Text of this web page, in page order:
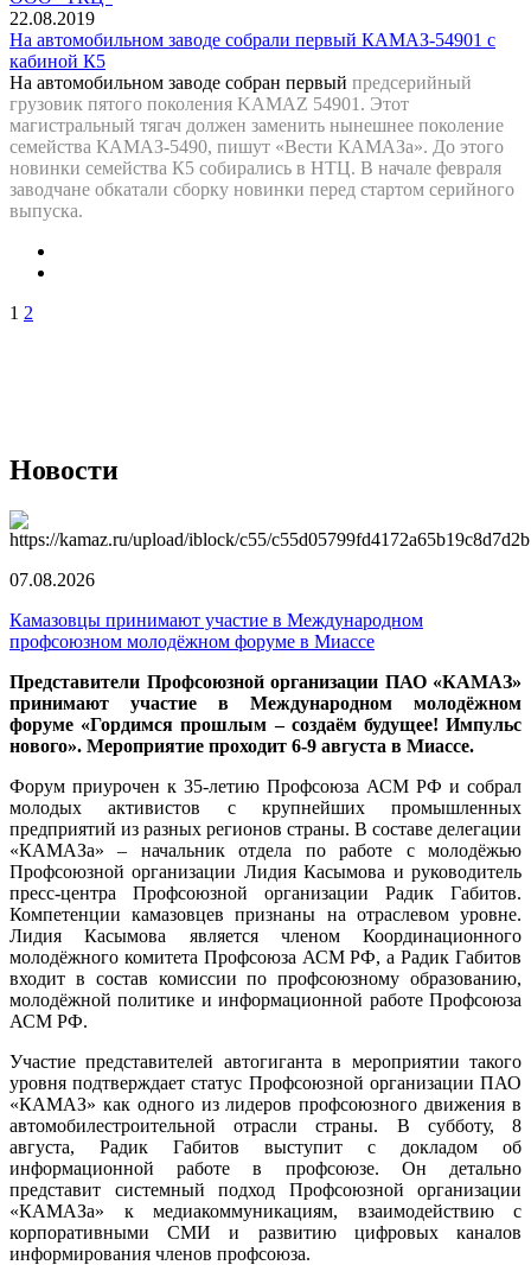
22.08.2019
На автомобильном заводе собрали первый КАМАЗ-54901 с
кабиной К5
На автомобильном заводе собран первый предсерийный
грузовик пятого поколения KAMAZ 54901. Этот
магистральный тягач должен заменить нынешнее поколение
семейства КАМАЗ-5490, пишут «Вести КАМАЗа». До этого
новинки семейства К5 собирались в НТЦ. В начале февраля
заводчане обкатали сборку новинки перед стартом серийного
выпуска.
1 2
Новости
07.08.2026
Камазовцы принимают участие в Международном
профсоюзном молодёжном форуме в Миассе
Представители Профсоюзной организации ПАО «КАМАЗ»
принимают участие в Международном молодёжном
форуме «Гордимся прошлым – создаём будущее! Импульс
нового». Мероприятие проходит 6-9 августа в Миассе.
Форум приурочен к 35-летию Профсоюза АСМ РФ и собрал
молодых активистов с крупнейших промышленных
предприятий из разных регионов страны. В составе делегации
«КАМАЗа» – начальник отдела по работе с молодёжью
Профсоюзной организации Лидия Касымова и руководитель
пресс-центра Профсоюзной организации Радик Габитов.
Компетенции камазовцев признаны на отраслевом уровне.
Лидия Касымова является членом Координационного
молодёжного комитета Профсоюза АСМ РФ, а Радик Габитов
входит в состав комиссии по профсоюзному образованию,
молодёжной политике и информационной работе Профсоюза
АСМ РФ.
Участие представителей автогиганта в мероприятии такого
уровня подтверждает статус Профсоюзной организации ПАО
«КАМАЗ» как одного из лидеров профсоюзного движения в
автомобилестроительной отрасли страны. В субботу, 8
августа, Радик Габитов выступит с докладом об
информационной работе в профсоюзе. Он детально
представит системный подход Профсоюзной организации
«КАМАЗа» к медиакоммуникациям, взаимодействию с
корпоративными СМИ и развитию цифровых каналов
информирования членов профсоюза.